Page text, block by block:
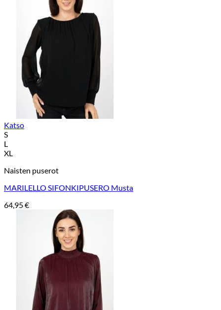
Katso
S
L
XL
Naisten puserot
MARILELLO SIFONKIPUSERO Musta
64,95€